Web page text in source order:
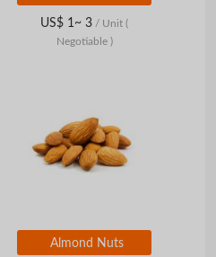
US$ 1~ 3 / Unit (
Negotiable )
Almond Nuts